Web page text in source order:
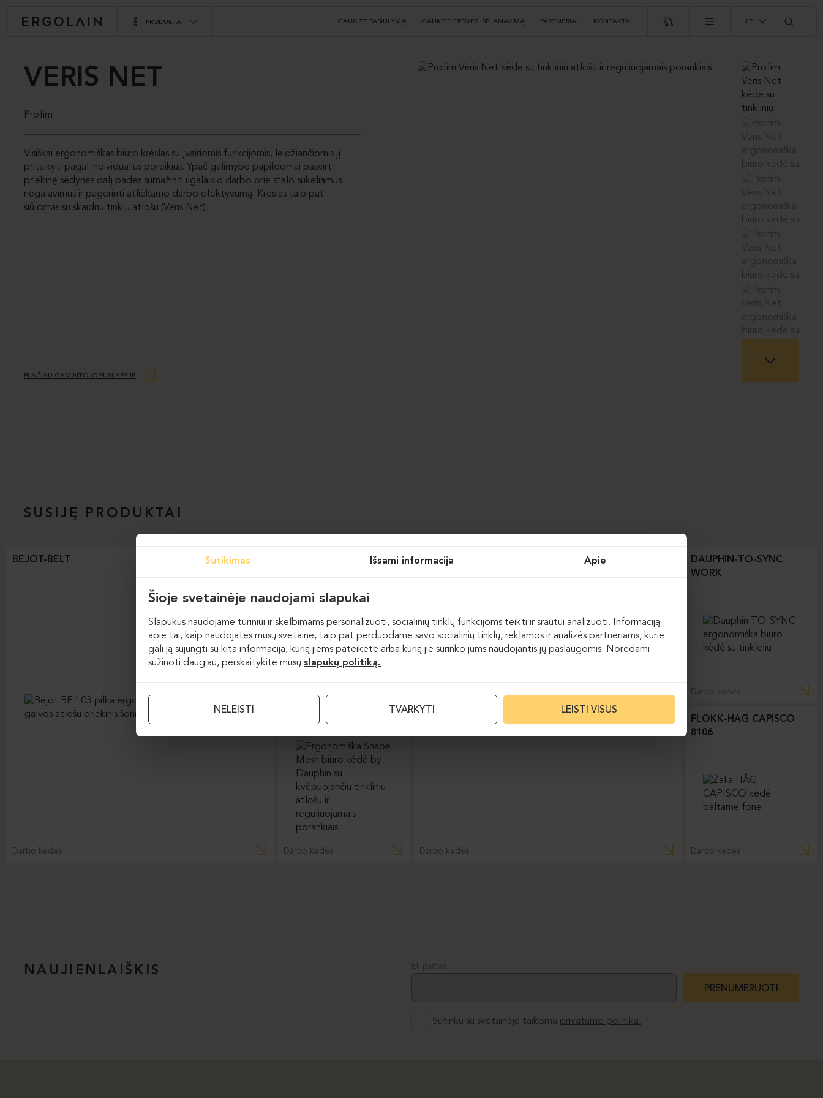
PRODUKTAI GAUKITE PASIŪLYMĄ GAUKITE ERDVĖS IŠPLANAVIMĄ PARTNERIAI KONTAKTAI LT
VERIS NET
Profim
Visiškai ergonomiškas biuro krėslas su įvairiomis funkcijomis, leidžiančiomis jį
pritaikyti pagal individualius poreikius. Ypač galimybė papildomai pasvirti
priekinę sėdynės dalį padės sumažinti ilgalaikio darbo prie stalo sukeliamus
negalavimus ir pagerinti atliekamo darbo efektyvumą. Krėslas taip pat
siūlomas su skaidriu tinklu atlošu (Veris Net).
PLAČIAU GAMINTOJO PUSLAPYJE
SUSIJĘ PRODUKTAI
BEJOT-BELT
Darbo kėdės Darbo kėdės
DAUPHIN-STILO
Darbo kėdės
DAUPHIN-TO-SYNC
WORK
Darbo kėdės
FLOKK-HÅG CAPISCO
8106
Darbo kėdės
NAUJIENLAIŠKIS El. paštas
Sutinku su svetainėje taikoma privatumo politika.
PRENUMERUOTI
Sutikimas Išsami informacija Apie
Šioje svetainėje naudojami slapukai
Slapukus naudojame turiniui ir skelbimams personalizuoti, socialinių tinklų funkcijoms teikti ir srautui analizuoti. Informaciją
apie tai, kaip naudojatės mūsų svetaine, taip pat perduodame savo socialinių tinklų, reklamos ir analizės partneriams, kurie
gali ją sujungti su kita informacija, kurią jiems pateikėte arba kurią jie surinko jums naudojantis jų paslaugomis. Norėdami
sužinoti daugiau, perskaitykite mūsų slapukų politiką.
NELEISTI TVARKYTI LEISTI VISUS